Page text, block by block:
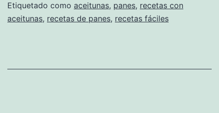
Etiquetado como aceitunas, panes, recetas con
aceitunas, recetas de panes, recetas fáciles